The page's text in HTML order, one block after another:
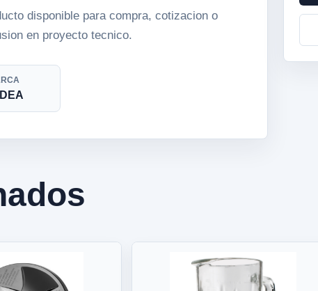
disponible para compra, cotizacion o
en proyecto tecnico.